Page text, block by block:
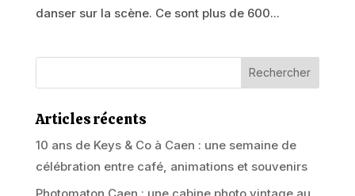
danser sur la scène. Ce sont plus de 600...
Articles récents
10 ans de Keys & Co à Caen : une semaine de
célébration entre café, animations et souvenirs